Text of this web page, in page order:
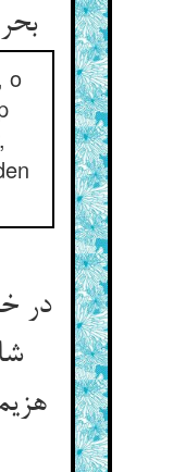
بحر سر چون ماهیان‌‌
o
در